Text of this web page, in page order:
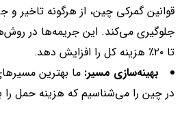
قوانین گمرکی چین، از هرگونه تاخیر و
جلوگیری می‌کند. این جریمه‌ها در
تا ۲۰٪ هزینه کل را افزایش دهد.
بهینه‌سازی مسیر: ما بهترین
در چین را می‌شناسیم که هزینه حمل را